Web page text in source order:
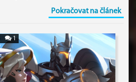
Pokračovat na článek
1